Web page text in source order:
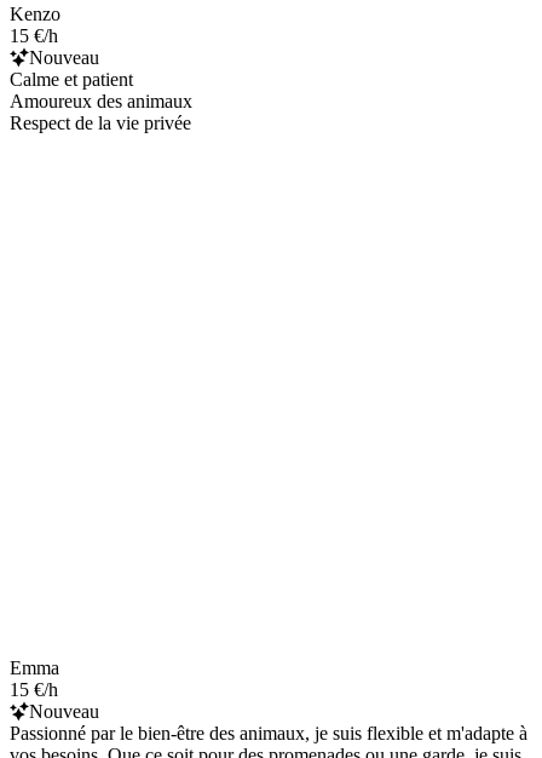
Kenzo
15 €/h
Nouveau
Calme et patient
Amoureux des animaux
Respect de la vie privée
Emma
15 €/h
Nouveau
Passionné par le bien-être des animaux, je suis flexible et m'adapte à